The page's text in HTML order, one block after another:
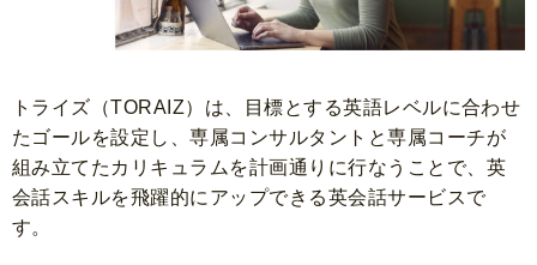
トライズ（TORAIZ）は、目標とする英語レベルに合わせ
たゴールを設定し、専属コンサルタントと専属コーチが
組み立てたカリキュラムを計画通りに行なうことで、英
会話スキルを飛躍的にアップできる英会話サービスで
す。